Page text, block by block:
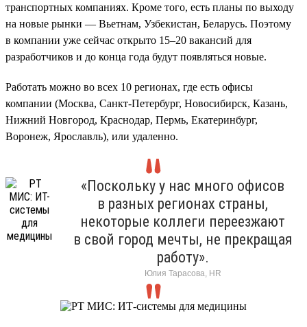
транспортных компаниях. Кроме того, есть планы по выходу
на новые рынки — Вьетнам, Узбекистан, Беларусь. Поэтому
в компании уже сейчас открыто 15–20 вакансий для
разработчиков и до конца года будут появляться новые.
Работать можно во всех 10 регионах, где есть офисы
компании (Москва, Санкт-Петербург, Новосибирск, Казань,
Нижний Новгород, Краснодар, Пермь, Екатеринбург,
Воронеж, Ярославль), или удаленно.
«Поскольку у нас много офисов
в разных регионах страны,
некоторые коллеги переезжают
в свой город мечты, не прекращая
работу».
Юлия Тарасова, HR